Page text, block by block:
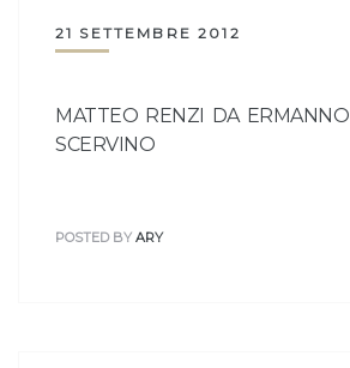
21 SETTEMBRE 2012
MATTEO RENZI DA ERMANNO
SCERVINO
POSTED BY ARY